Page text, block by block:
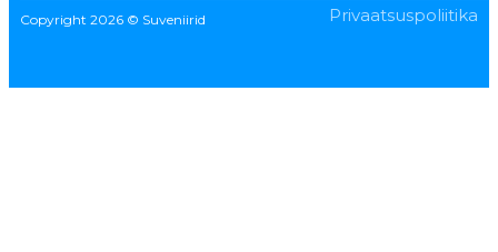
Copyright 2026 © Suveniirid Privaatsuspoliitika